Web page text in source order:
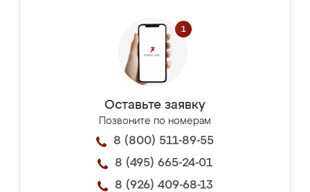
Оставьте заявку
Позвоните по номерам
8 (800) 511-89-55
8 (495) 665-24-01
8 (926) 409-68-13